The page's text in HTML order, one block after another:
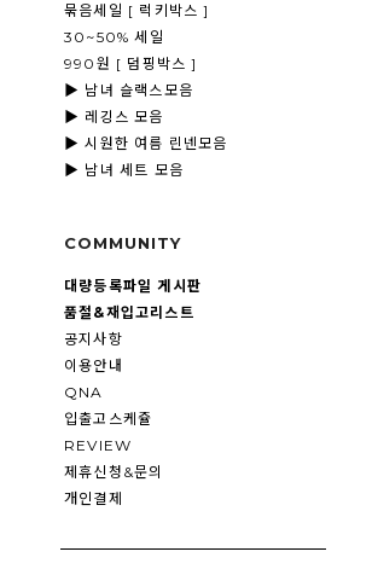
묶음세일 [ 럭키박스 ]
30~50% 세일
990원 [ 덤핑박스 ]
▶ 남녀 슬랙스모음
▶ 레깅스 모음
▶ 시원한 여름 린넨모음
▶ 남녀 세트 모음
COMMUNITY
대량등록파일 게시판
품절&재입고리스트
공지사항
이용안내
QNA
입출고스케쥴
REVIEW
제휴신청&문의
개인결제